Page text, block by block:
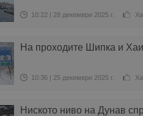
10:22 | 28 декември 2025 г.
На проходите Шипка и
10:36 | 25 декември 2025 г.
Ниското ниво на Дунав